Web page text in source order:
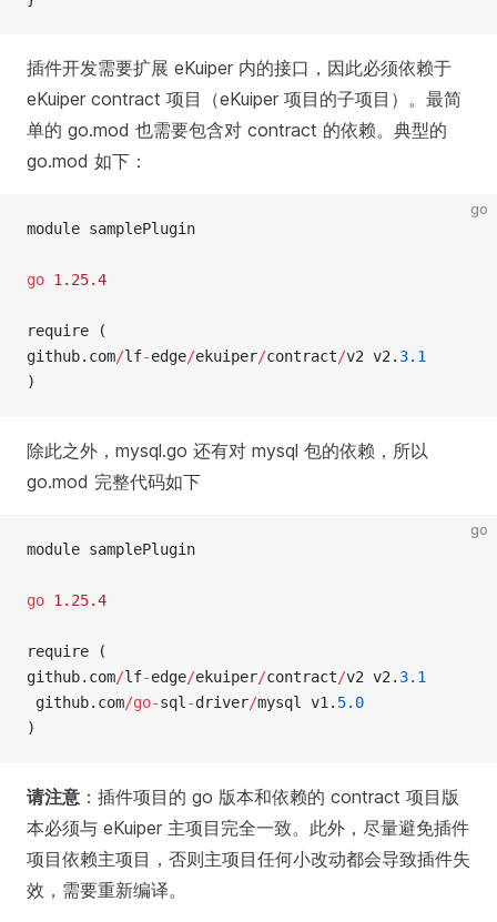
插件开发需要扩展 eKuiper 内的接口，因此必须依赖于
eKuiper contract 项目（eKuiper 项目的子项目）。最简
单的 go.mod 也需要包含对 contract 的依赖。典型的
go.mod 如下：
go
module samplePlugin
go 1.25.4
require (
github.com/lf-edge/ekuiper/contract/v2 v2. 3.1
)
除此之外，mysql.go 还有对 mysql 包的依赖，所以
go.mod 完整代码如下
go
module samplePlugin
go 1.25.4
require (
github.com/lf-edge/ekuiper/contract/v2 v2. 3.1
github.com/go-sql -driver/mysql v1. 5.0
)
请注意 ：插件项目的 go 版本和依赖的 contract 项目版
本必须与 eKuiper 主项目完全一致。此外，尽量避免插件
项目依赖主项目，否则主项目任何小改动都会导致插件失
效，需要重新编译。